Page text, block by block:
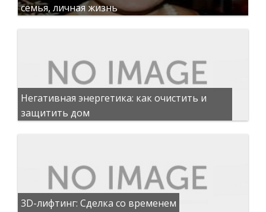
семья, личная жизнь
Негативная энергетика: как очистить и
защитить дом
3D-лифтинг: Сделка со временем